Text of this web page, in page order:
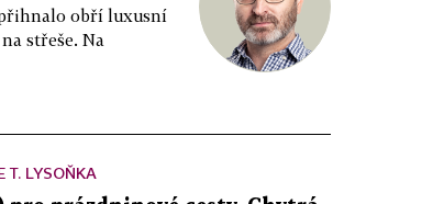
obří luxusní
střeše. Na
T. LYSOŇKA